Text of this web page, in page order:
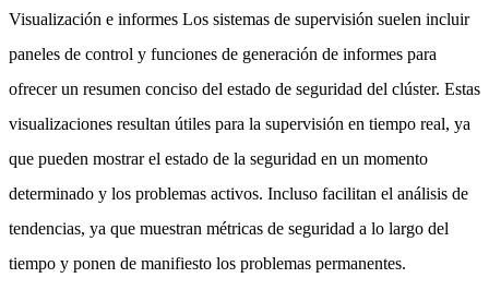
Visualización e informes Los sistemas de supervisión suelen incluir
paneles de control y funciones de generación de informes para
ofrecer un resumen conciso del estado de seguridad del clúster. Estas
visualizaciones resultan útiles para la supervisión en tiempo real, ya
que pueden mostrar el estado de la seguridad en un momento
determinado y los problemas activos. Incluso facilitan el análisis de
tendencias, ya que muestran métricas de seguridad a lo largo del
tiempo y ponen de manifiesto los problemas permanentes.